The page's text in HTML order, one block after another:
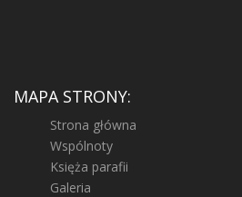
MAPA STRONY:
Strona główna
Wspólnoty
Księża parafii
Galeria